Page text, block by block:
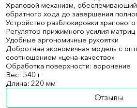
Храповой механизм,
обратного хода до завершения
Устройство разблокировки
Регулятор прижимного усилия матриц
Удобные эргономичные рукоятки
Добротная экономичная модель с
соотношением «цена–качество»
Обработка поверхности: воронение
Вес: 540 г
Длина: 220 мм
Отзывы